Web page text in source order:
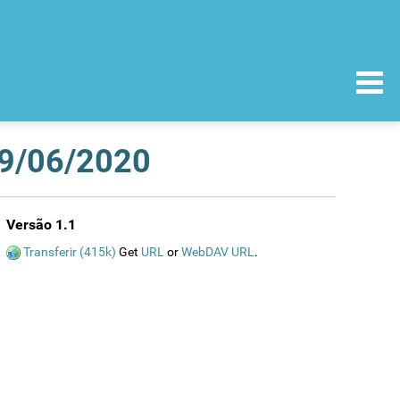
06/2020
Versão 1.1
Transferir (415k) Get URL orWebDAV URL .